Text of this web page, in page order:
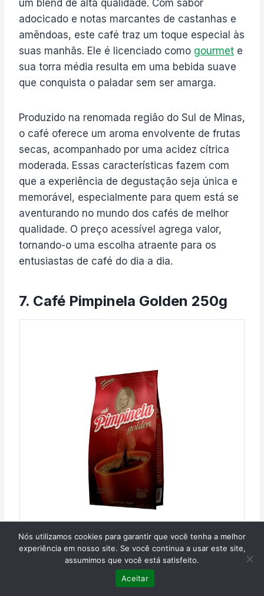
um blend de alta qualidade. Com sabor
adocicado e notas marcantes de castanhas e
amêndoas, este café traz um toque especial às
suas manhãs. Ele é licenciado como gourmet e
sua torra média resulta em uma bebida suave
que conquista o paladar sem ser amarga.
Produzido na renomada região do Sul de Minas,
o café oferece um aroma envolvente de frutas
secas, acompanhado por uma acidez cítrica
moderada. Essas características fazem com
que a experiência de degustação seja única e
memorável, especialmente para quem está se
aventurando no mundo dos cafés de melhor
qualidade. O preço acessível agrega valor,
tornando-o uma escolha atraente para os
entusiastas de café do dia a dia.
7. Café Pimpinela Golden 250g
Café Pimpinela Golden
Nós utilizamos cookies para garantir que você tenha a melhor
experiência em nosso site. Se você continua a usar este site,
assumimos que você está satisfeito.
Aceitar